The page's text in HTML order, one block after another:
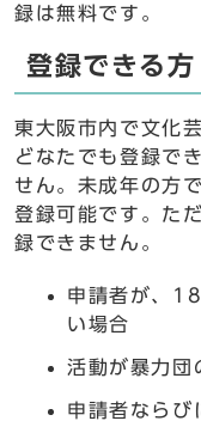
録は無料です。
登録できる
東大阪市内で文化
どなたでも登録で
せん。未成年の方
登録可能です。た
録できません。
申請者が、
い場合
活動が暴力団
申請者ならび